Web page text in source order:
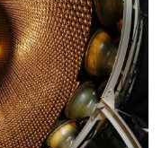
sĩ
trang